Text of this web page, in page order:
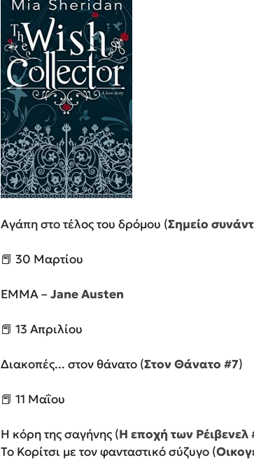
Αγάπη στο τέλος του δρόμου (Σημείο
📕 30 Μαρτίου
EMMA –Jane Austen
📕 13 Απριλίου
Διακοπές... στον θάνατο (Στον Θάνατο #7)
📕 11 Μαΐου
Η κόρη της σαγήνης (Η εποχή των Ρέιβενελ
Το Κορίτσι με τον φανταστικό σύζυγο (